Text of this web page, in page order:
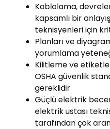
Kablolama,
kapsamlı bir
teknisyenleri için
Planları ve
yorumlama
Kilitleme ve
OSHA güvenlik
gereklidir
Güçlü elektrik
elektrik ustası
tarafından çok